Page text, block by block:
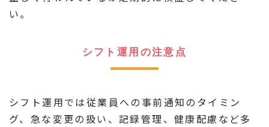
い。
シフト運用の注意点
シフト運用では従業員への事前通知のタイミン
グ、急な変更の扱い、記録管理、健康配慮など多